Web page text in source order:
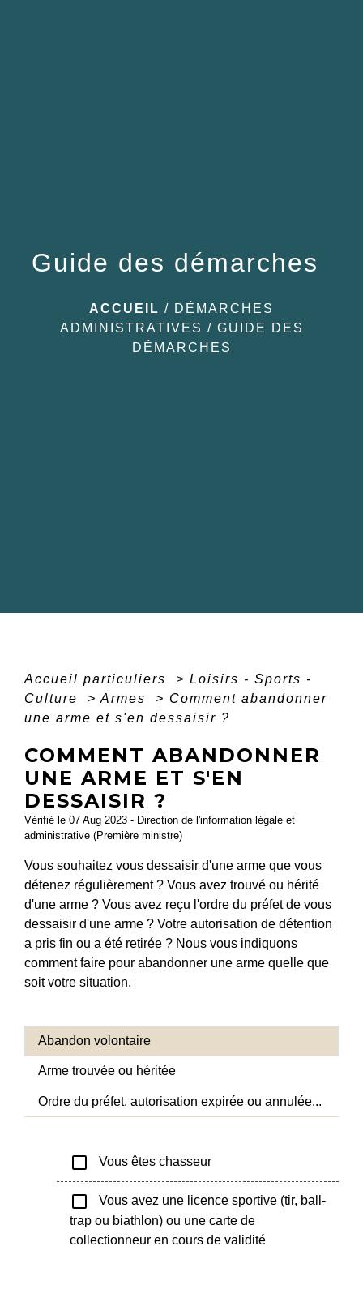
Guide des démarches
ACCUEIL / DÉMARCHES
ADMINISTRATIVES / GUIDE DES
DÉMARCHES
Accueil particuliers > Loisirs - Sports -
Culture
> Armes > Comment abandonner
une arme et s'en dessaisir ?
COMMENT ABANDONNER
UNE ARME ET S'EN
DESSAISIR ?
Vérifié le 07 Aug 2023 - Direction de l'information légale et
administrative (Première ministre)
Vous souhaitez vous dessaisir d'une arme que vous
détenez régulièrement ? Vous avez trouvé ou hérité
d'une arme ? Vous avez reçu l'ordre du préfet de vous
dessaisir d'une arme ? Votre autorisation de détention
a pris fin ou a été retirée ? Nous vous indiquons
comment faire pour abandonner une arme quelle que
soit votre situation.
Abandon volontaire
Arme trouvée ou héritée
Ordre du préfet, autorisation expirée ou annulée...
check_box_outline_blank Vous êtes chasseur
check_box_outline_blank
Vous avez une licence sportive (tir, ball-
trap ou biathlon) ou une carte de
collectionneur en cours de validité